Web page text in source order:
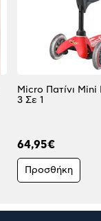
Micro Πατίνι Mini
3 Σε 1
64,95€
Προσθήκη